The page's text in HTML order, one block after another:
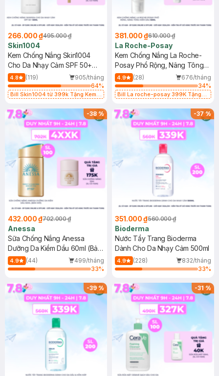
266.000 ₫495.000 ₫
Skin1004
Kem Chống Nắng Skin1004
Cho Da Nhạy Cảm SPF 50+
50ml
4.8 (119)
905/tháng
64%
Bill Skin1004 từ 399k Tặng Kem
SPF 50+ 20ml (SL Có Hạn)
381.000 ₫610.000 ₫
La Roche-Posay
Kem Chống Nắng La Roche-
Posay Phổ Rộng, Nâng Tông
Kiềm Dầu 50ml
4.9 (28)
676/tháng
34%
Bill La roche-posay 399K Tặng
(SL có hạn)
-38%
432.000 ₫702.000 ₫
Anessa
Sữa Chống Nắng Anessa
Dưỡng Da Kiềm Dầu 60ml (Bản
Mới)
4.9 (44)
499/tháng
33%
-37%
351.000 ₫560.000 ₫
Bioderma
Nước Tẩy Trang Bioderma
Dành Cho Da Nhạy Cảm 500ml
4.9 (228)
832/tháng
33%
-39% -31%